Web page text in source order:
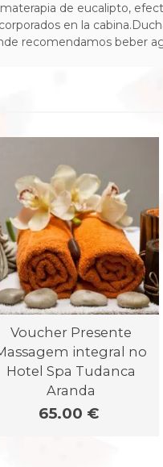
de eucalipto,
en la
recomendamos beber
Voucher Presente
integral no
Hotel Spa Tudanca
Aranda
65.00 €